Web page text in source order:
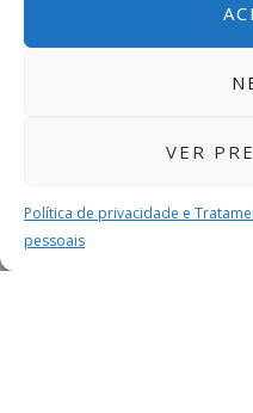
VER
Política de privacidade e
pessoais